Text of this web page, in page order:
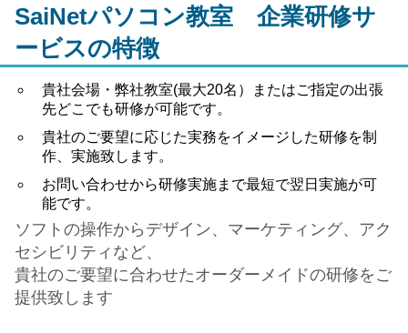
SaiNetパソコン教室 企業研修サ
ービスの特徴
貴社会場・弊社教室(最大20名）またはご指定の出張
先どこでも研修が可能です。
貴社のご要望に応じた実務をイメージした研修を制
作、実施致します。
お問い合わせから研修実施まで最短で翌日実施が可
能です。
ソフトの操作からデザイン、マーケティング、アク
セシビリティなど、
貴社のご要望に合わせたオーダーメイドの研修をご
提供致します